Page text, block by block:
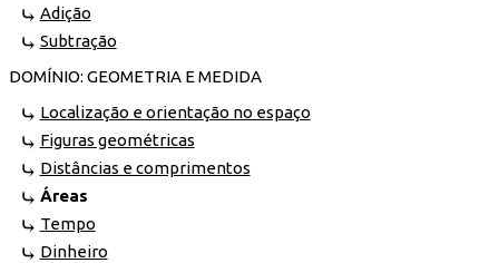
Adição
Subtração
DOMÍNIO: GEOMETRIA E MEDIDA
Localização e orientação no espaço
Figuras geométricas
Distâncias e comprimentos
Áreas
Tempo
Dinheiro